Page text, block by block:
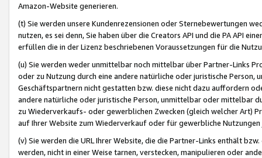
Amazon-Website generieren.
(t) Sie werden unsere Kundenrezensionen oder Sternebewertungen
nutzen, es sei denn, Sie haben über die Creators API und die PA API
erfüllen die in der Lizenz beschriebenen Voraussetzungen für die
(u) Sie werden weder unmittelbar noch mittelbar über Partner-Links
oder zu Nutzung durch eine andere natürliche oder juristische
Geschäftspartnern nicht gestatten bzw. diese nicht dazu auffordern
andere natürliche oder juristische Person, unmittelbar oder mittelbar
zu Wiederverkaufs- oder gewerblichen Zwecken (gleich welcher Art)
auf Ihrer Website zum Wiederverkauf oder für gewerbliche
(v) Sie werden die URL Ihrer Website, die die Partner-Links enthält
werden, nicht in einer Weise tarnen, verstecken, manipulieren oder